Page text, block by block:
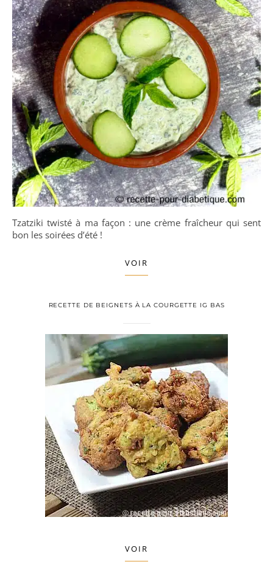
Tzatziki twisté à ma façon : une crème fraîcheur qui sent
bon les soirées d’été !
VOIR
RECETTE DE BEIGNETS À LA COURGETTE IG BAS
VOIR